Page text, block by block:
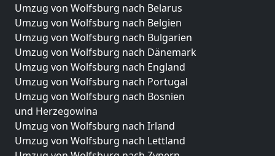
Umzug von Wolfsburg nach Belarus
Umzug von Wolfsburg nach Belgien
Umzug von Wolfsburg nach Bulgarien
Umzug von Wolfsburg nach Dänemark
Umzug von Wolfsburg nach England
Umzug von Wolfsburg nach Portugal
Umzug von Wolfsburg nach Bosnien
und Herzegowina
Umzug von Wolfsburg nach Irland
Umzug von Wolfsburg nach Lettland